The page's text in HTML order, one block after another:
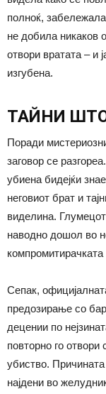
полноќ,
не добила никаков
отвори вратата – и
изгубена.
ТАЙНИ
Поради
заговор се
убиена бидејќи
неговиот брат и
виделина.
наводно дошол во
Сепак,
предозирање со
децении по
повторно го отвори
убиство. Причината
најдени во